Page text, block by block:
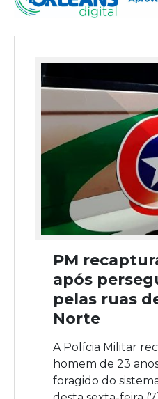
PM
após
pelas ruas
Norte
A Polícia Militar
homem de 23
foragido do